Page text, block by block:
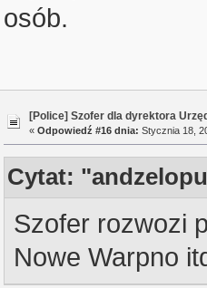
osób.
[Police] Szofer dla dyrektora
« Odpowiedź #16 dnia: Stycznia 18,
Cytat:
Szofer rozwozi
Nowe Warpno